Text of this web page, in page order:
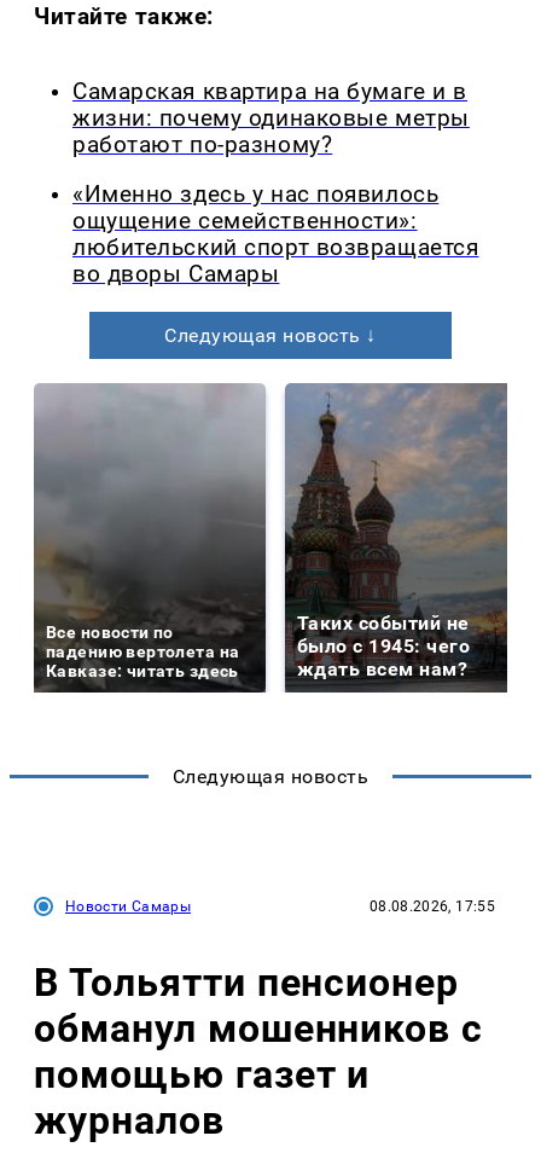
Читайте также:
Самарская квартира на бумаге и в
жизни: почему одинаковые метры
работают по-разному?
«Именно здесь у нас появилось
ощущение семейственности»:
любительский спорт возвращается
во дворы Самары
Следующая новость ↓
Все новости по
падению вертолета на
Кавказе: читать здесь
Таких событий не
было с 1945: чего
ждать всем нам?
Следующая новость
Новости Самары 08.08.2026, 17:55
В Тольятти пенсионер
обманул мошенников с
помощью газет и
журналов